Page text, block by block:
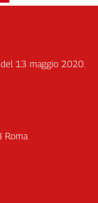
13 maggio 2020.
Roma